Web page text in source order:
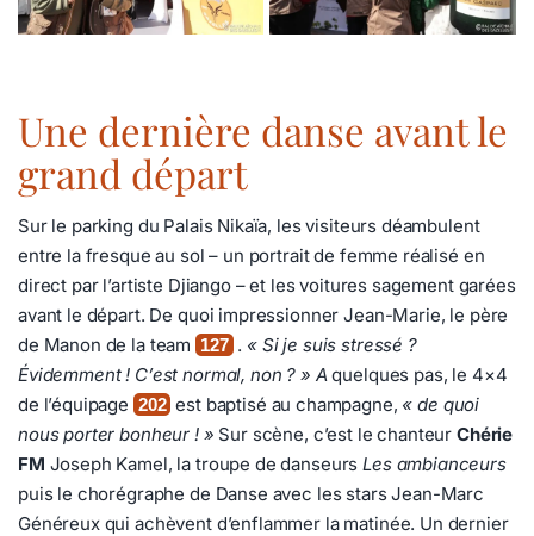
Une dernière danse avant le
grand départ
Sur le parking du Palais Nikaïa, les visiteurs déambulent
entre la fresque au sol – un portrait de femme réalisé en
direct par l’artiste Djiango – et les voitures sagement garées
avant le départ. De quoi impressionner Jean-Marie, le père
de Manon de la team 127 . « Si je suis stressé ?
Évidemment ! C’est normal, non ? » A quelques pas, le 4×4
de l’équipage 202 est baptisé au champagne, « de quoi
nous porter bonheur ! » Sur scène, c’est le chanteurChérie
FM Joseph Kamel, la troupe de danseursLes ambianceurs
puis le chorégraphe de Danse avec les stars Jean-Marc
Généreux qui achèvent d’enflammer la matinée. Un dernier